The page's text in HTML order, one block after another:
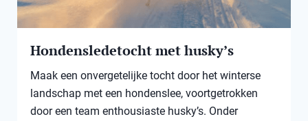
Hondensledetocht met husky’s
Maak een onvergetelijke tocht door het winterse
landschap met een hondenslee, voortgetrokken
door een team enthousiaste husky’s. Onder